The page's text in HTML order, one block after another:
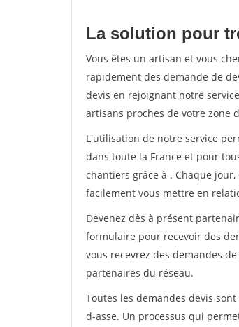
La solution pour
Vous êtes un artisan et vous
rapidement des demande de
devis en rejoignant notre
artisans proches de votre zone
L'utilisation de notre service
dans toute la France et pour
chantiers grâce à . Chaque
facilement vous mettre en
Devenez dès à présent
formulaire pour recevoir des
vous recevrez des demandes
partenaires du réseau.
Toutes les demandes devis
d-asse. Un processus qui